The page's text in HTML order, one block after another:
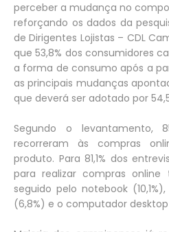
perceber a mudança no
reforçando os dados da
de Dirigentes Lojistas – CDL
que 53,8% dos consumidores
a forma de consumo após a
as principais mudanças
que deverá ser adotado por
Segundo o levantamento,
recorreram às compras
produto. Para 81,1% dos
para realizar compras
seguido pelo notebook
(6,8%) e o computador desktop